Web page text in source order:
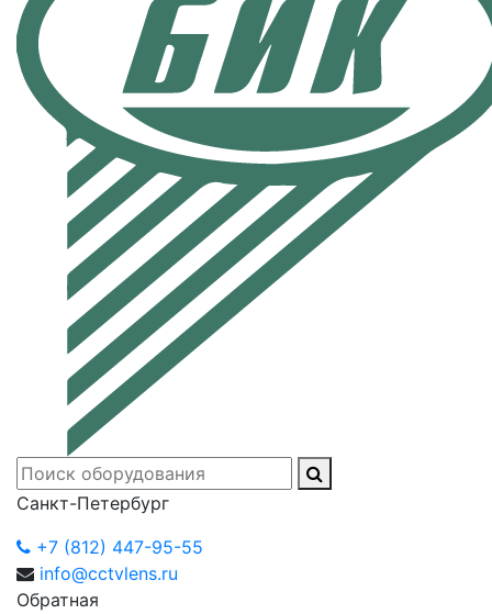
Санкт-Петербург
+7 (812) 447-95-55
info@cctvlens.ru
Обратная